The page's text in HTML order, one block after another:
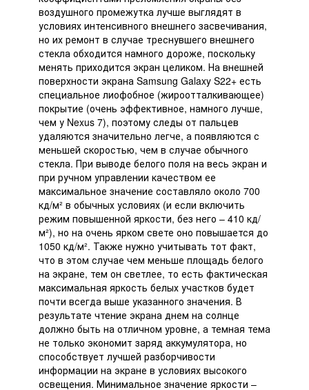
воздушного промежутка лучше выглядят в
условиях интенсивного внешнего засвечивания,
но их ремонт в случае треснувшего внешнего
стекла обходится намного дороже, поскольку
менять приходится экран целиком. На внешней
поверхности экрана Samsung Galaxy S22+ есть
специальное лиофобное (жироотталкивающее)
покрытие (очень эффективное, намного лучше,
чем у Nexus 7), поэтому следы от пальцев
удаляются значительно легче, а появляются с
меньшей скоростью, чем в случае обычного
стекла. При выводе белого поля на весь экран и
при ручном управлении качеством ее
максимальное значение составляло около 700
кд/м² в обычных условиях (и если включить
режим повышенной яркости, без него – 410 кд/
м²), но на очень ярком свете оно повышается до
1050 кд/м². Также нужно учитывать тот факт,
что в этом случае чем меньше площадь белого
на экране, тем он светлее, то есть фактическая
максимальная яркость белых участков будет
почти всегда выше указанного значения. В
результате чтение экрана днем на солнце
должно быть на отличном уровне, а темная тема
не только экономит заряд аккумулятора, но
способствует лучшей разборчивости
информации на экране в условиях высокого
освещения. Минимальное значение яркости –